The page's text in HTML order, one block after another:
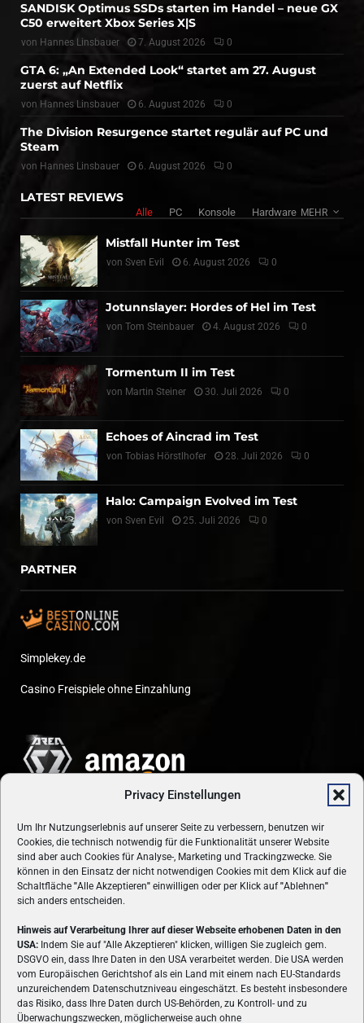
Privacy Einstellungen
Um Ihr Nutzungserlebnis auf unserer Seite zu verbessern, benutzen wir
Cookies, die technisch notwendig für die Funktionalität unserer Website
sind aber auch Cookies für Analyse-, Marketing und Trackingzwecke. Sie
können in den Einsatz der nicht notwendigen Cookies mit dem Klick auf die
Schaltfläche "Alle Akzeptieren" einwilligen oder per Klick auf"Ablehnen"
sich anders entscheiden.
Hinweis auf Verarbeitung Ihrer auf dieser Webseite erhobenen Daten in den
USA: Indem Sie auf "Alle Akzeptieren" klicken, willigen Sie zugleich gem.
DSGVO ein, dass Ihre Daten in den USA verarbeitet werden. Die USA werden
vom Europäischen Gerichtshof als ein Land mit einem nach EU-Standards
unzureichendem Datenschutzniveau eingeschätzt. Es besteht insbesondere
das Risiko, dass Ihre Daten durch US-Behörden, zu Kontroll- und zu
Überwachungszwecken, möglicherweise auch ohne
SANDISK Optimus SSDs starten im Handel – neue GX
C50 erweitert Xbox Series X|S
von Hannes Linsbauer 7. August 2026 0
GTA 6: „An Extended Look“ startet am 27. August
zuerst auf Netflix
von Hannes Linsbauer 6. August 2026 0
The Division Resurgence startet regulär auf PC und
Steam
von Hannes Linsbauer 6. August 2026 0
LATEST REVIEWS
Alle PC Konsole Hardware MEHR
Mistfall Hunter im Test
von Sven Evil 6. August 2026 0
Jotunnslayer: Hordes of Hel im Test
von Tom Steinbauer 4. August 2026 0
Tormentum II im Test
von Martin Steiner 30. Juli 2026 0
Echoes of Aincrad im Test
von Tobias Hörstlhofer 28. Juli 2026 0
Halo: Campaign Evolved im Test
von Sven Evil 25. Juli 2026 0
PARTNER
Simplekey.de
Casino Freispiele ohne Einzahlung
ÜBER UNS
VON GAMERN, FÜR GAMER! Gamers.at ist das älteste Online-
Spielemagazin Österreichs und bringt täglich aktuelle News,
Reviews und Videos zu PC- und Konsolenspielen, Gaming-